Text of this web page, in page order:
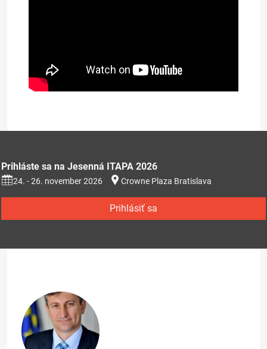
Prihláste sa na Jesenná ITAPA 2026
24. - 26. november 2026 Crowne Plaza Bratislava
Prihlásiť sa